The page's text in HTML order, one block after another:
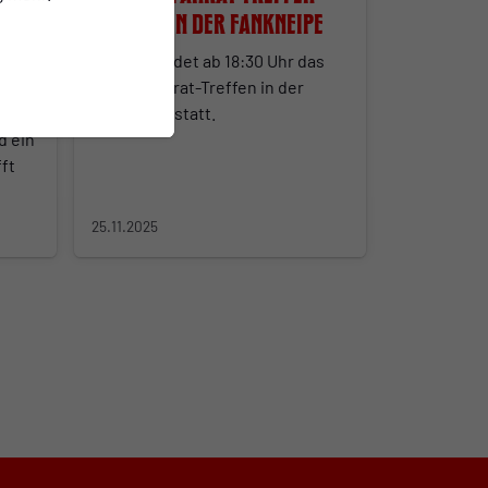
ein
morgen in der Fankneipe
Morgen findet ab 18:30 Uhr das
offene Fanrat-Treffen in der
Fankneipe statt.
25.11.2025